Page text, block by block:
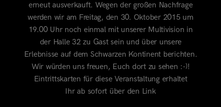
erneut ausverkauft. Wegen der großen Nachfrage
werden wir am Freitag, den 30. Oktober 2015 um
19.00 Uhr noch einmal mit unserer Multivision in
der Halle 32 zu Gast sein und über unsere
Erlebnisse auf dem Schwarzen Kontinent berichten.
Wir würden uns freuen, Euch dort zu sehen :-)!
Eintrittskarten für diese Veranstaltung erhaltet
Ihr ab sofort über den Link